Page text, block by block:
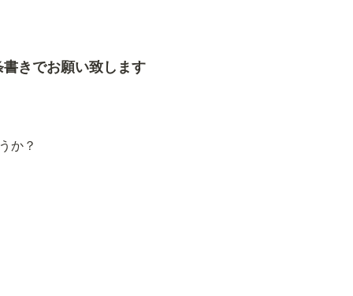
きでお願い致します
か？